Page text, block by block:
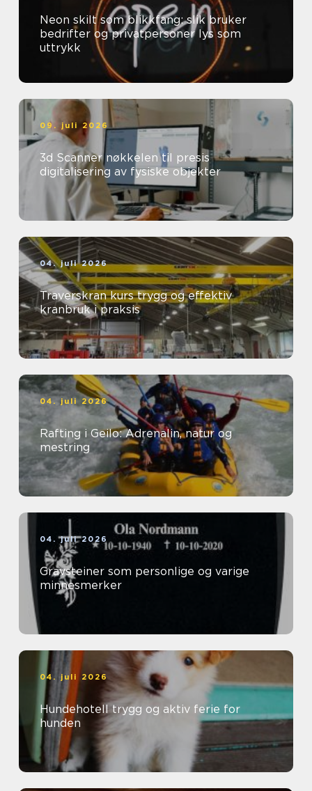
Neon skilt som blikkfang: slik bruker
bedrifter og privatpersoner lys som
uttrykk
09. juli 2026
3d Scanner nøkkelen til presis
digitalisering av fysiske objekter
04. juli 2026
Traverskran kurs trygg og effektiv
kranbruk i praksis
04. juli 2026
Rafting i Geilo: Adrenalin, natur og
mestring
04. juli 2026
Gravsteiner som personlige og varige
minnesmerker
04. juli 2026
Hundehotell trygg og aktiv ferie for
hunden